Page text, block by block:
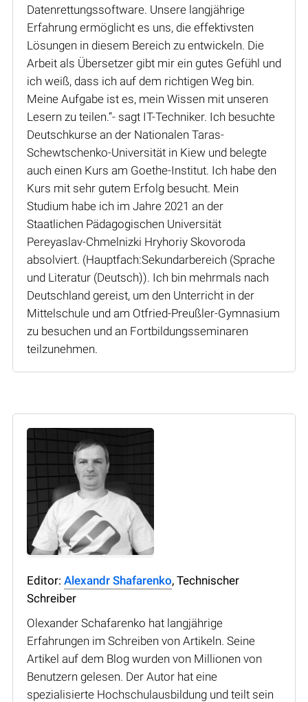
Datenrettungssoftware. Unsere langjährige
Erfahrung ermöglicht es uns, die effektivsten
Lösungen in diesem Bereich zu entwickeln. Die
Arbeit als Übersetzer gibt mir ein gutes Gefühl und
ich weiß, dass ich auf dem richtigen Weg bin.
Meine Aufgabe ist es, mein Wissen mit unseren
Lesern zu teilen.“- sagt IT-Techniker. Ich besuchte
Deutschkurse an der Nationalen Taras-
Schewtschenko-Universität in Kiew und belegte
auch einen Kurs am Goethe-Institut. Ich habe den
Kurs mit sehr gutem Erfolg besucht. Mein
Studium habe ich im Jahre 2021 an der
Staatlichen Pädagogischen Universität
Pereyaslav-Chmelnizki Hryhoriy Skovoroda
absolviert. (Hauptfach:Sekundarbereich (Sprache
und Literatur (Deutsch)). Ich bin mehrmals nach
Deutschland gereist, um den Unterricht in der
Mittelschule und am Otfried-Preußler-Gymnasium
zu besuchen und an Fortbildungsseminaren
teilzunehmen.
Editor: Alexandr Shafarenko, Technischer
Schreiber
Olexander Schafarenko hat langjährige
Erfahrungen im Schreiben von Artikeln. Seine
Artikel auf dem Blog wurden von Millionen von
Benutzern gelesen. Der Autor hat eine
spezialisierte Hochschulausbildung und teilt sein